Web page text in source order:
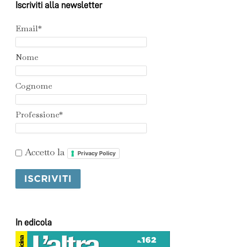
Iscriviti alla newsletter
Email*
Nome
Cognome
Professione*
Accetto la Privacy Policy
In edicola